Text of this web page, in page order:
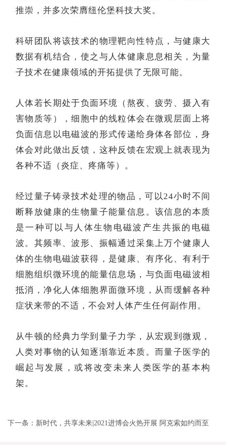
推崇，并多次荣膺纽伦堡科技大奖。
科研团队将该技术的物理靶向性特点，与健康大
数据有机结合，使之与人体健康息息相关，为量
子技术在健康领域的开拓提供了无限可能。
人体若长期处于负面环境（熬夜、疲劳、摄入有
害物质等），细胞中的线粒体会在微观层面上将
负面信息以电磁波的形式传递给身体各部位，身
体会对此做出反馈，这种反馈在宏观上就表现为
各种不适（炎症、疼痛等）。
经过量子铸录技术处理的物品，可以 24小时不间
断释放健康的生物量子能量信息。该信息的本质
是一种可以与人体生物电磁波产生共振的电磁
波。其频率、波形、振幅通过采集上万个健康人
体的生物电磁波获得，是健康、有序化、有利于
细胞组织微环境的能量信息场，与负面电磁波相
抵消，净化人体细胞界面微环境，从而缓解各种
症状来带的不适，不会对人体产生任何副作用。
从牛顿的经典力学到量子力学，从宏观到微观，
人类对事物的认知逐渐靠近本质。而量子医学的
崛起与发展，或将改变未来人类医学的基本构
架。
下一条：新时代，共享未来|2021进博会火热开展 阿克索如约而至